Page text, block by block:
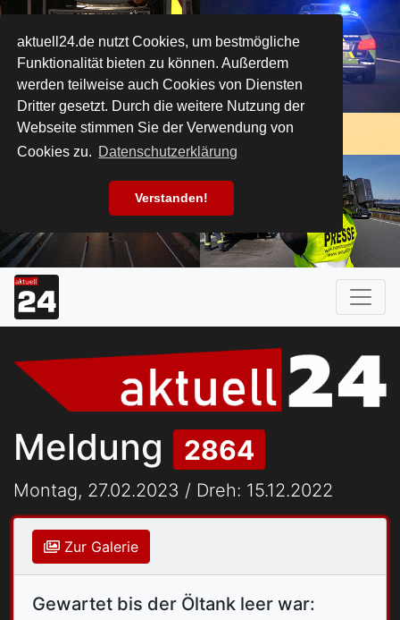
aktuell24.de nutzt Cookies, um bestmögliche
Funktionalität bieten zu können. Außerdem
werden teilweise auch Cookies von Diensten
Dritter gesetzt. Durch die weitere Nutzung der
Webseite stimmen Sie der Verwendung von
Cookies zu. Datenschutzerklärung
Verstanden!
Meldung 2864
Montag, 27.02.2023 / Dreh: 15.12.2022
Zur Galerie
Gewartet bis der Öltank leer war: